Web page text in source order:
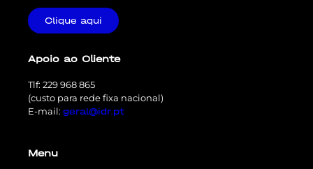
Clique aqui
Apoio ao Cliente
Tlf: 229 968 865
(custo para rede fixa nacional)
E-mail: geral@idr.pt
Menu